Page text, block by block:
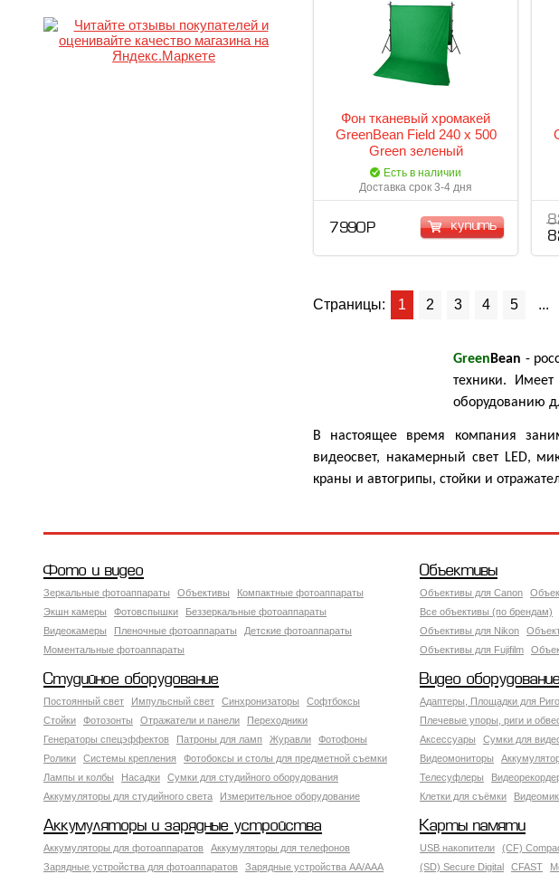
Фон тканевый хромакей
GreenBean Field 240 х 500
Green зеленый
Есть в наличии
Доставка срок 3-4 дня
7 990 Р купить
8
8
Страницы: 1 2 3 4 5 ...
Green Bean -
техники.
оборудованию
В настоящее время компания
видеосвет, накамерный свет LED,
краны и автогрипы, стойки и
Фото и видео
Зеркальные фотоаппараты Объективы
Компактные фотоаппараты
Экшн камеры
Фотовспышки
Беззеркальные фотоаппараты
Видеокамеры
Пленочные фотоаппараты
Детские фотоаппараты
Моментальные фотоаппараты
Объективы
Объективы для Canon
Все объективы (по брендам)
Объективы для Nikon
Объективы для Fujifilm
Студийное оборудование
Постоянный свет Импульсный свет Синхронизаторы
Софтбоксы
Стойки
Фотозонты Отражатели и панели
Переходники
Генераторы спецэффектов
Патроны для ламп Журавли
Фотофоны
Ролики
Системы крепления
Фотобоксы и столы для предметной съемки
Лампы и колбы
Насадки
Сумки для студийного оборудования
Аккумуляторы для студийного света
Измерительное оборудование
Видео оборудование
Адаптеры, Площадки для
Плечевые упоры, риги и
Аксессуары
Сумки для
Видеомониторы
Телесуфлеры
Клетки для съёмки
Аккумуляторы и зарядные устройства
Аккумуляторы для фотоаппаратов
Аккумуляторы для телефонов
Зарядные устройства для фотоаппаратов
Зарядные устройства AA/AAA
Карты памяти
USB накопители (CF)
(SD) Secure Digital
CFAST